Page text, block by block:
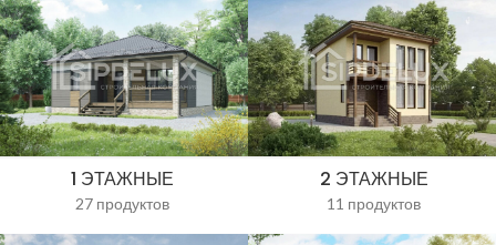
1 ЭТАЖНЫЕ
27 продуктов
2 ЭТАЖНЫЕ
11 продуктов